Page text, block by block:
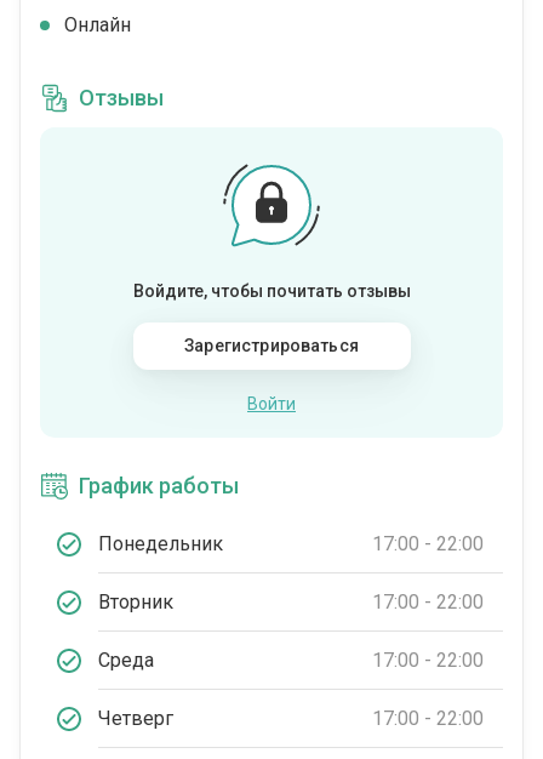
Онлайн
Отзывы
Войдите, чтобы почитать отзывы
Зарегистрироваться
Войти
График работы
Понедельник 17:00 - 22:00
Вторник 17:00 - 22:00
Среда 17:00 - 22:00
Четверг 17:00 - 22:00